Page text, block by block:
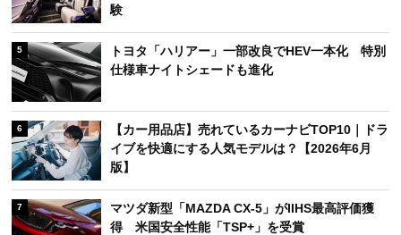
験
5
トヨタ「ハリアー」一部改良でHEV一本化 特別
仕様車ナイトシェードも進化
6
【カー用品店】売れているカーナビTOP10｜ドラ
イブを快適にする人気モデルは？【2026年6月
版】
7
マツダ新型「MAZDA CX-5」がIIHS最高評価獲
得 米国安全性能「TSP+」を受賞